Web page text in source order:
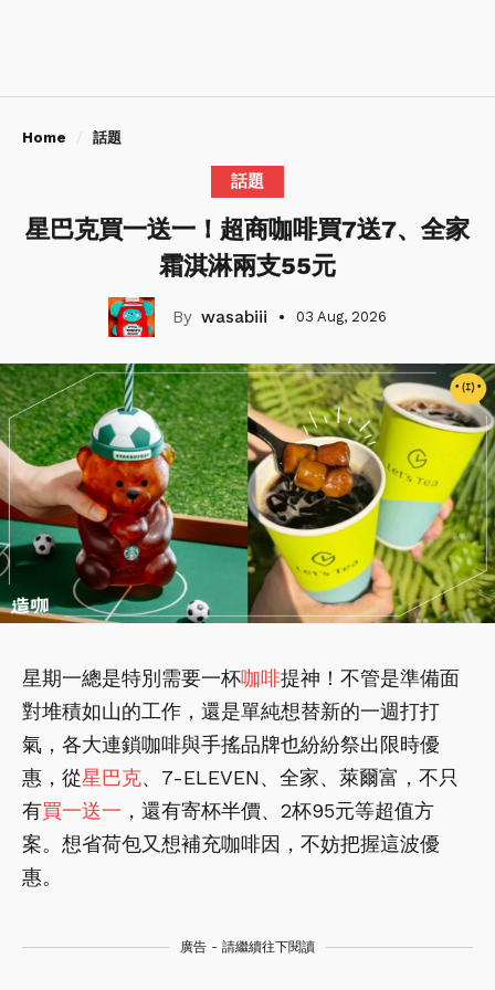
Home 話題
話題
星巴克買一送一！超商咖啡買7送7、全家
霜淇淋兩支55元
wasabiii 03 Aug, 2026
星期一總是特別需要一杯咖啡提神！不管是準備面
對堆積如山的工作，還是單純想替新的一週打打
氣，各大連鎖咖啡與手搖品牌也紛紛祭出限時優
惠，從星巴克、7-ELEVEN、全家、萊爾富，不只
有買一送一 ，還有寄杯半價、2杯95元等超值方
案。想省荷包又想補充咖啡因，不妨把握這波優
惠。
廣告 - 請繼續往下閱讀